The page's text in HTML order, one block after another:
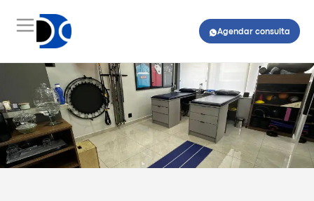
Agendar consulta